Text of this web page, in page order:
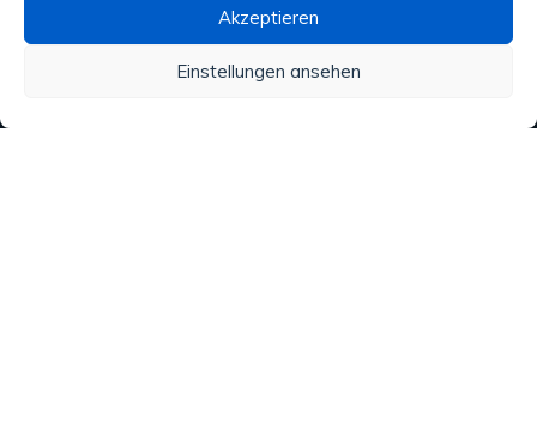
Akzeptieren
Einstellungen ansehen
Wasseraufbereitung
Alle unsere Produkte